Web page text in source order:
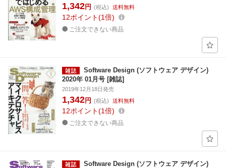
1,342円 (税込) 送料無料
12ポイント 1倍
ご注文できない商品
Software Design (ソフトウェア デザイン)
2020年 01月号 [雑誌]
2019年12月18日発売
1,342円 (税込) 送料無料
12ポイント 1倍
ご注文できない商品
Software Design (ソフトウェア デザイン)